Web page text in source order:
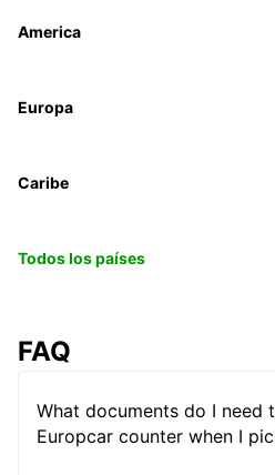
America
Europa
Caribe
Todos los países
FAQ
What documents do I need
Europcar counter when I